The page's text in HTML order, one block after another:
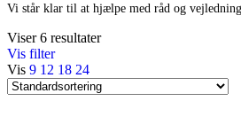
Vi står klar til at hjælpe med råd og
Viser 6 resultater
Vis filter
Vis 9 12 18 24